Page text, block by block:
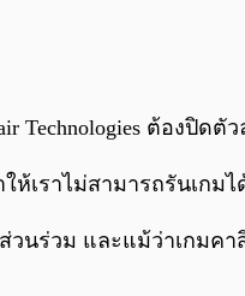
Technologies ต้องปิดตั
ห้เราไม่สามารถรันเกมไ
นร่วม และแม้ว่าเกม